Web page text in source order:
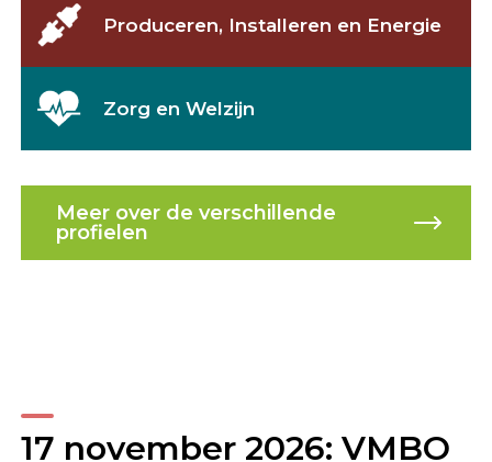
Produceren, Installeren en Energie
Zorg en Welzijn
Meer over de verschillende
profielen
17 november 2026: VMBO